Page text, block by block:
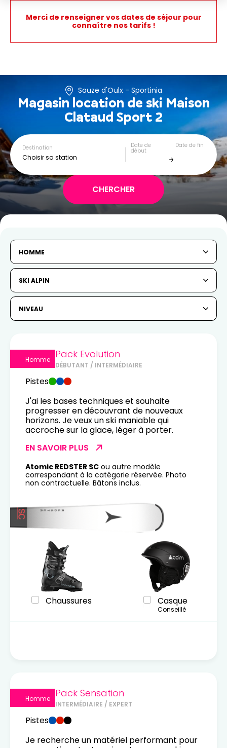
Merci de renseigner vos dates de séjour pour
connaître nos tarifs !
Sauze d'Oulx - Sportinia
Magasin location de ski Maison
Clataud Sport 2
Destination
Choisir sa station
Date de
début
Date de fin
HOMME
SKI ALPIN
NIVEAU
Homme Pack Evolution
DÉBUTANT / INTERMÉDIAIRE
Pistes
J'ai les bases techniques et souhaite
progresser en découvrant de nouveaux
horizons. Je veux un ski maniable qui
accroche sur la glace, léger à porter.
EN SAVOIR PLUS
Atomic REDSTER SC ou autre modèle
correspondant à la catégorie réservée. Photo
non contractuelle. Bâtons inclus.
Chaussures Casque
Conseillé
Homme Pack Sensation
INTERMÉDIAIRE / EXPERT
Pistes
Je recherche un matériel performant pour